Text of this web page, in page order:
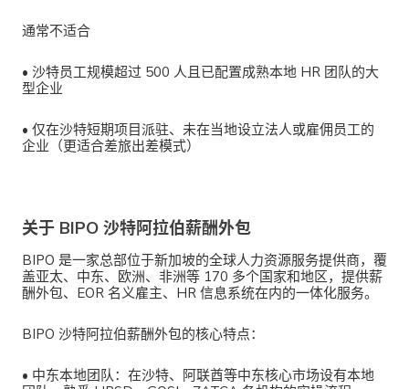
通常不适合
• 沙特员工规模超过 500 人且已配置成熟本地 HR 团队的大
型企业
• 仅在沙特短期项目派驻、未在当地设立法人或雇佣员工的
企业（更适合差旅出差模式）
关于 BIPO 沙特阿拉伯薪酬外包
BIPO 是一家总部位于新加坡的全球人力资源服务提供商，覆
盖亚太、中东、欧洲、非洲等 170 多个国家和地区，提供薪
酬外包、EOR 名义雇主、HR 信息系统在内的一体化服务。
BIPO 沙特阿拉伯薪酬外包的核心特点：
• 中东本地团队：在沙特、阿联酋等中东核心市场设有本地